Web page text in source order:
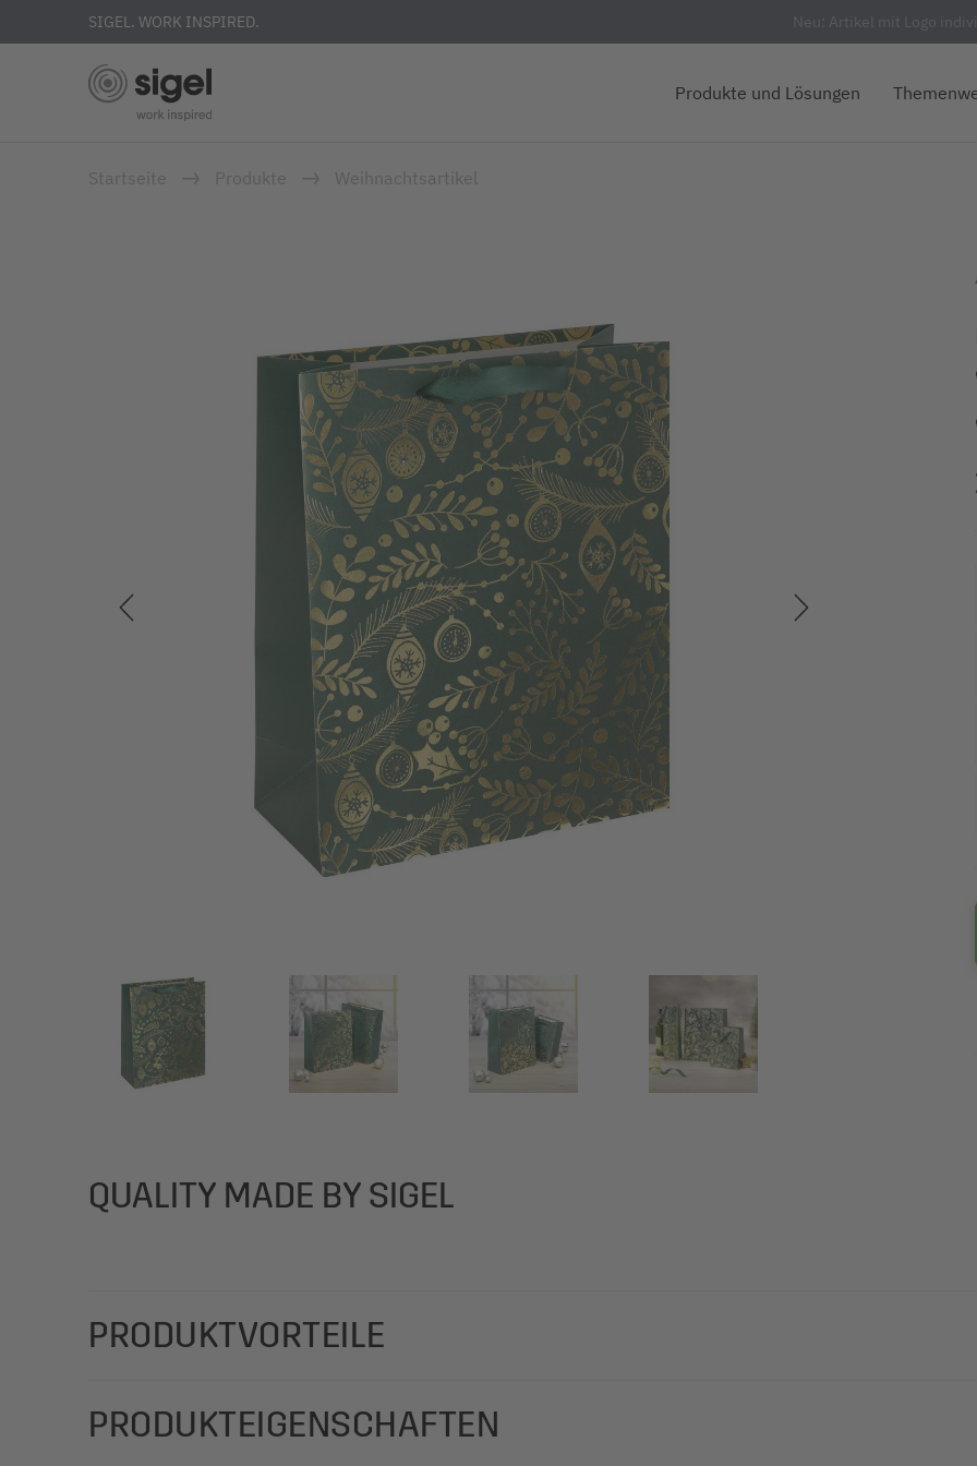
SIGEL. WORK INSPIRED. Neu: Artikel mit Logo
Produkte und Lösungen
Startseite Produkte Weihnachtsartikel
QUALITY MADE BY SIGEL
PRODUKTVORTEILE
Die hochwertigen SIGEL Geschenktaschen im modernen, stilvollen Weihnachtsdesign geben Ihren
"Golden Ornaments on green" aus Papier matt mit Glanzfolie im Format 26 x 33 x 12 cm in grün.
PRODUKTEIGENSCHAFTEN